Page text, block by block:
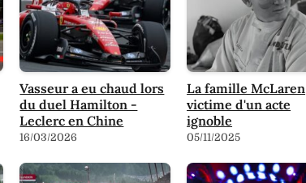
Vasseur a eu chaud lors
du duel Hamilton -
Leclerc en Chine
16/03/2026
La famille McLaren
victime d'un acte
ignoble
05/11/2025